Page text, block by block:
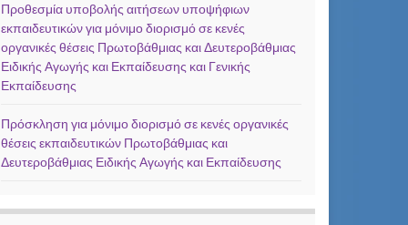
Προθεσμία υποβολής αιτήσεων υποψήφιων
εκπαιδευτικών για μόνιμο διορισμό σε κενές
οργανικές θέσεις Πρωτοβάθμιας και Δευτεροβάθμιας
Ειδικής Αγωγής και Εκπαίδευσης και Γενικής
Εκπαίδευσης
Πρόσκληση για μόνιμο διορισμό σε κενές οργανικές
θέσεις εκπαιδευτικών Πρωτοβάθμιας και
Δευτεροβάθμιας Ειδικής Αγωγής και Εκπαίδευσης